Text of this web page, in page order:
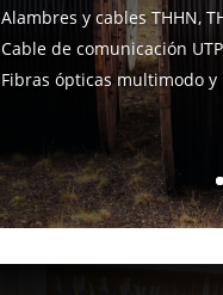
Alambres y cables THHN,
Cable de comunicación
Fibras ópticas multimodo y